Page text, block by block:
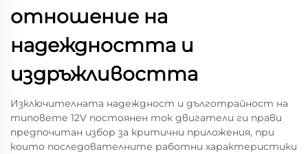
отношение на
надеждността и
издръжливостта
Изключителната надеждност и дълготрайност на
типовете 12V постоянен ток двигатели ги прави
предпочитан избор за критични приложения, при
които последователните работни характеристики